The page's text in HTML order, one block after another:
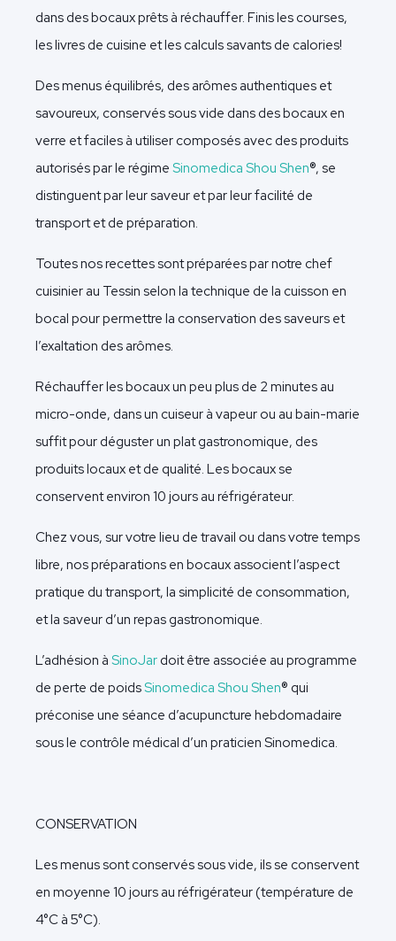
dans des bocaux prêts à réchauffer. Finis les courses,
les livres de cuisine et les calculs savants de calories!
Des menus équilibrés, des arômes authentiques et
savoureux, conservés sous vide dans des bocaux en
verre et faciles à utiliser composés avec des produits
autorisés par le régime Sinomedica Shou Shen®, se
distinguent par leur saveur et par leur facilité de
transport et de préparation.
Toutes nos recettes sont préparées par notre chef
cuisinier au Tessin selon la technique de la cuisson en
bocal pour permettre la conservation des saveurs et
l’exaltation des arômes.
Réchauffer les bocaux un peu plus de 2 minutes au
micro-onde, dans un cuiseur à vapeur ou au bain-marie
suffit pour déguster un plat gastronomique, des
produits locaux et de qualité. Les bocaux se
conservent environ 10 jours au réfrigérateur.
Chez vous, sur votre lieu de travail ou dans votre temps
libre, nos préparations en bocaux associent l’aspect
pratique du transport, la simplicité de consommation,
et la saveur d’un repas gastronomique.
L’adhésion à SinoJar doit être associée au programme
de perte de poidsSinomedica Shou Shen® qui
préconise une séance d’acupuncture hebdomadaire
sous le contrôle médical d’un praticien Sinomedica.
CONSERVATION
Les menus sont conservés sous vide, ils se conservent
en moyenne 10 jours au réfrigérateur (température de
4°C à 5°C).